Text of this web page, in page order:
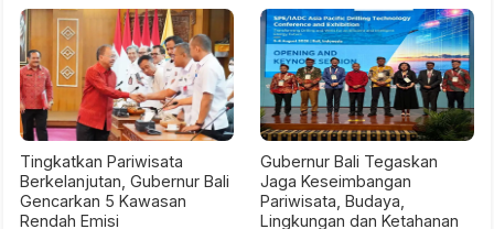
Tingkatkan Pariwisata
Berkelanjutan, Gubernur Bali
Gencarkan 5 Kawasan
Rendah Emisi
Gubernur Bali Tegaskan
Jaga Keseimbangan
Pariwisata, Budaya,
Lingkungan dan Ketahanan